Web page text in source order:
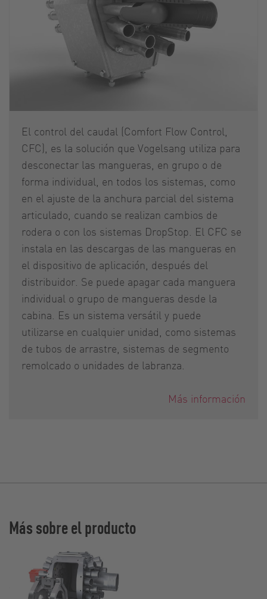
El control del caudal (Comfort Flow Control,
CFC), es la solución que Vogelsang utiliza para
desconectar las mangueras, en grupo o de
forma individual, en todos los sistemas, como
en el ajuste de la anchura parcial del sistema
articulado, cuando se realizan cambios de
rodera o con los sistemas DropStop. El CFC se
instala en las descargas de las mangueras en
el dispositivo de aplicación, después del
distribuidor. Se puede apagar cada manguera
individual o grupo de mangueras desde la
cabina. Es un sistema versátil y puede
utilizarse en cualquier unidad, como sistemas
de tubos de arrastre, sistemas de segmento
remolcado o unidades de labranza.
Más información
Más sobre el producto